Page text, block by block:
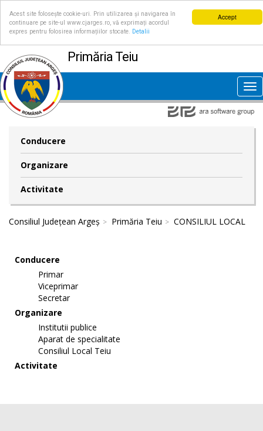
Accept
Acest site folosește cookie-uri. Prin utilizarea și navigarea în
continuare pe site-ul www.cjarges.ro, vă exprimați acordul
expres pentru folosirea informațiilor stocate.
Detalii
Primăria Teiu
Conducere
Organizare
Activitate
Consiliul Județean Argeș Primăria Teiu CONSILIUL LOCAL
Conducere
Primar
Viceprimar
Secretar
Organizare
Institutii publice
Aparat de specialitate
Consiliul Local Teiu
Activitate